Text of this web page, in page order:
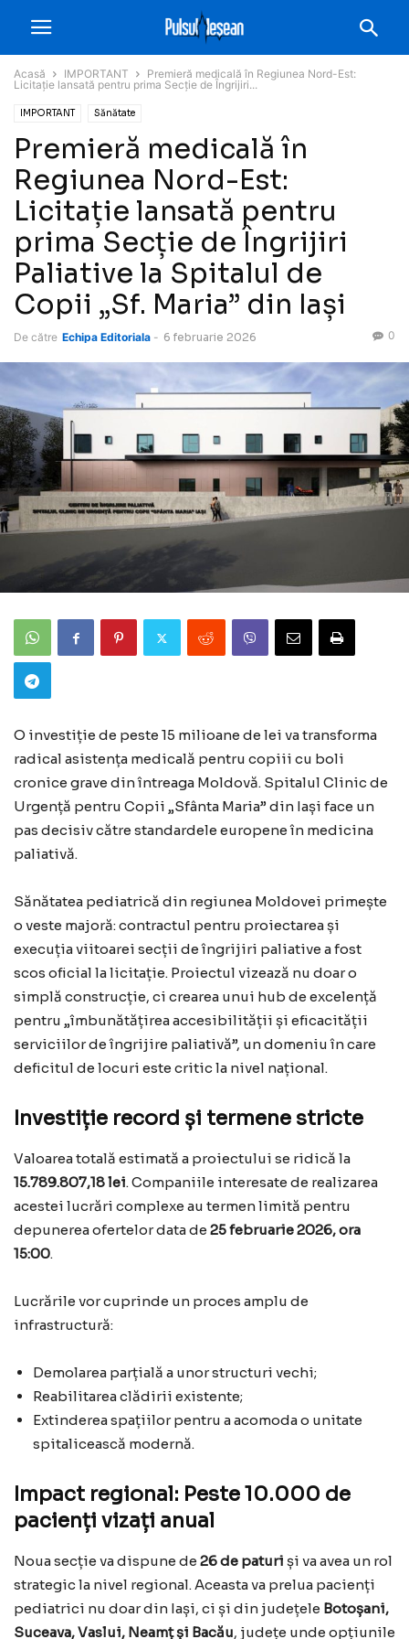
Acasă IMPORTANT
Premieră medicală în Regiunea Nord-Est:
Licitație lansată pentru prima Secție de Îngrijiri...
IMPORTANT Sănătate
Premieră medicală în
Regiunea Nord-Est:
Licitație lansată pentru
prima Secție de Îngrijiri
Paliative la Spitalul de
Copii „Sf. Maria” din Iași
De către Echipa Editoriala - 6 februarie 2026 0
O investiție de peste 15 milioane de lei va transforma
radical asistența medicală pentru copiii cu boli
cronice grave din întreaga Moldovă. Spitalul Clinic de
Urgență pentru Copii „Sfânta Maria” din Iași face un
pas decisiv către standardele europene în medicina
paliativă.
Sănătatea pediatrică din regiunea Moldovei primește
o veste majoră: contractul pentru proiectarea și
execuția viitoarei secții de îngrijiri paliative a fost
scos oficial la licitație. Proiectul vizează nu doar o
simplă construcție, ci crearea unui hub de excelență
pentru „îmbunătățirea accesibilității și eficacității
serviciilor de îngrijire paliativă”, un domeniu în care
deficitul de locuri este critic la nivel național.
Investiție record și termene stricte
Valoarea totală estimată a proiectului se ridică la
15.789.807,18 lei. Companiile interesate de realizarea
acestei lucrări complexe au termen limită pentru
depunerea ofertelor data de 25 februarie 2026, ora
15:00.
Lucrările vor cuprinde un proces amplu de
infrastructură:
Demolarea parțială a unor structuri vechi;
Reabilitarea clădirii existente;
Extinderea spațiilor pentru a acomoda o unitate
spitalicească modernă.
Impact regional: Peste 10.000 de
pacienți vizați anual
Noua secție va dispune de 26 de paturi și va avea un rol
strategic la nivel regional. Aceasta va prelua pacienți
pediatrici nu doar din Iași, ci și din județele Botoșani,
Suceava, Vaslui, Neamț și Bacău, județe unde opțiunile